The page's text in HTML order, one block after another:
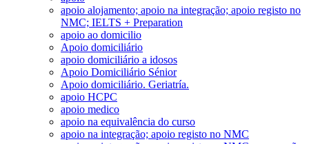
apoio alojamento; apoio na integração; apoio registo no
NMC; IELTS + Preparation
apoio ao domicilio
Apoio domiciliário
apoio domiciliário a idosos
Apoio Domiciliário Sénior
Apoio domiciliário. Geriatría.
apoio HCPC
apoio medico
apoio na equivalência do curso
apoio na integração; apoio registo no NMC